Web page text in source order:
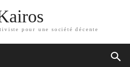
pour une société décente